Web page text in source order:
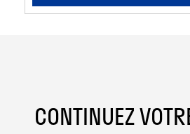
CONTINUEZ